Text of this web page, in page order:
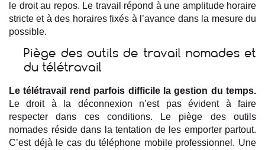
le droit au repos. Le travail répond à une amplitude horaire
stricte et à des horaires fixés à l’avance dans la mesure du
possible.
Piège des outils de travail nomades et
du télétravail
Le télétravail rend parfois difficile la gestion du temps.
Le droit à la déconnexion n’est pas évident à faire
respecter dans ces conditions. Le piège des outils
nomades réside dans la tentation de les emporter partout.
C’est déjà le cas du téléphone mobile professionnel. Une